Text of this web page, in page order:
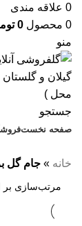
0 علاقه مندی
0 محصول 0
منو
جستجو
صفحه نخست
خانه » جام گل